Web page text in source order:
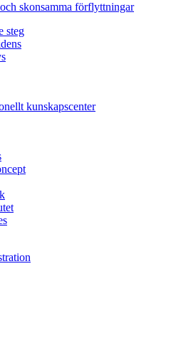
skonsamma förflyttningar
steg
kunskapscenter